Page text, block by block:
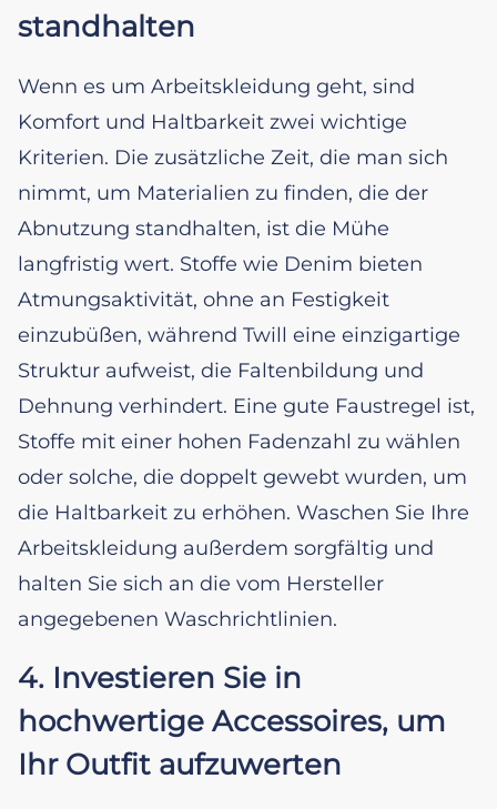
standhalten
Wenn es um Arbeitskleidung geht, sind
Komfort und Haltbarkeit zwei wichtige
Kriterien. Die zusätzliche Zeit, die man sich
nimmt, um Materialien zu finden, die der
Abnutzung standhalten, ist die Mühe
langfristig wert. Stoffe wie Denim bieten
Atmungsaktivität, ohne an Festigkeit
einzubüßen, während Twill eine einzigartige
Struktur aufweist, die Faltenbildung und
Dehnung verhindert. Eine gute Faustregel ist,
Stoffe mit einer hohen Fadenzahl zu wählen
oder solche, die doppelt gewebt wurden, um
die Haltbarkeit zu erhöhen. Waschen Sie Ihre
Arbeitskleidung außerdem sorgfältig und
halten Sie sich an die vom Hersteller
angegebenen Waschrichtlinien.
4. Investieren Sie in
hochwertige Accessoires, um
Ihr Outfit aufzuwerten